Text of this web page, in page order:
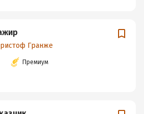
Гранже
Премиум